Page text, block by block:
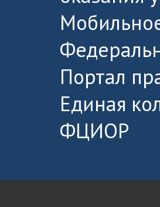
Портал
Единая
ФЦИОР